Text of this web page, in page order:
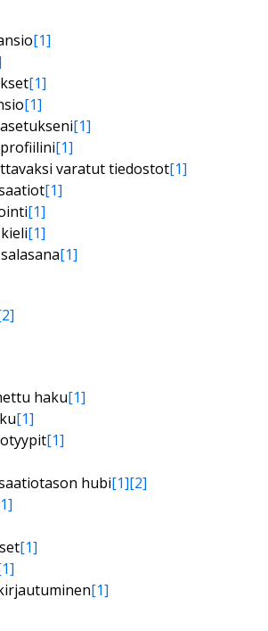
[1]
[1]
[1]
[1]
[1]
varatut tiedostot[1]
[1]
[1]
[1]
[1]
haku[1]
[1]
[1]
hubi[1][2]
[1]
[1]